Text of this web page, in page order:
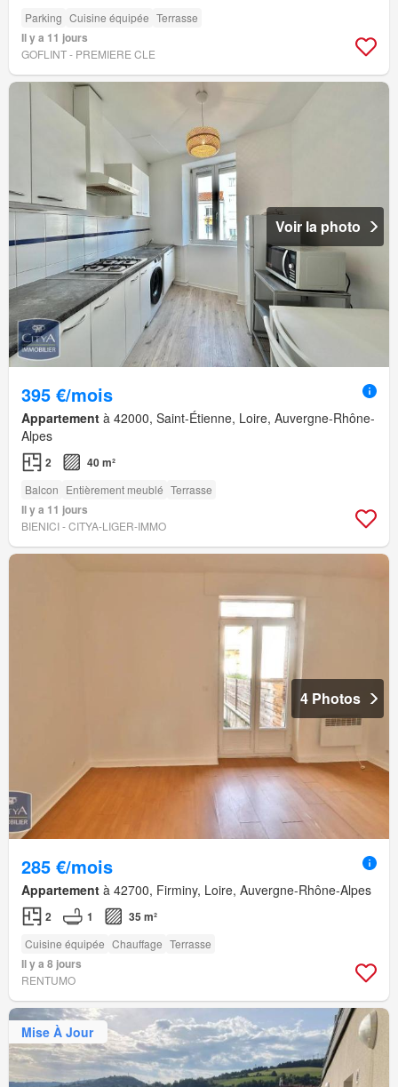
Parking Cuisine équipée Terrasse
Il y a 11 jours
GOFLINT - PREMIERE CLE
Voir la photo
395 €/mois
Appartement à 42000, Saint-Étienne, Loire, Auvergne-Rhône-
Alpes
2 40 m²
Balcon Entièrement meublé Terrasse
Il y a 11 jours
BIENICI - CITYA-LIGER-IMMO
4 Photos
285 €/mois
Appartement à 42700, Firminy, Loire, Auvergne-Rhône-Alpes
2 1 35 m²
Cuisine équipée Chauffage Terrasse
Il y a 8 jours
RENTUMO
Mise À Jour